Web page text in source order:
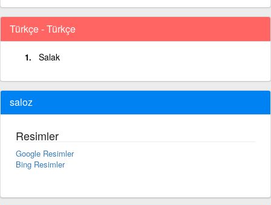
Türkçe - Türkçe
Salak
saloz
Resimler
Google Resimler
Bing Resimler